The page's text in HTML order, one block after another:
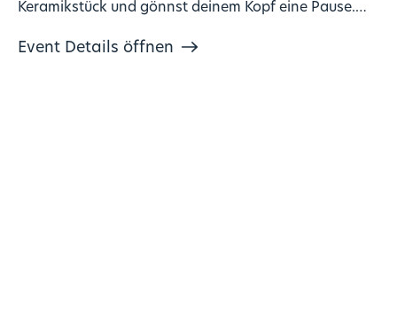
Keramikstück und gönnst deinem Kopf eine Pause.
Event Details öffnen